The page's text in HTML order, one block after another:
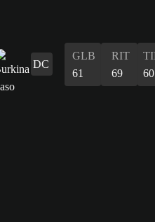
DC
GLB
61
RIT
69
60